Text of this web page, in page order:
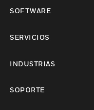
SOFTWARE
SERVICIOS
INDUSTRIAS
SOPORTE